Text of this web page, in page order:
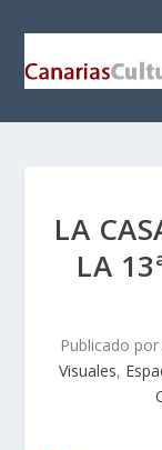
LA
LA
Publicado por
Visuales,